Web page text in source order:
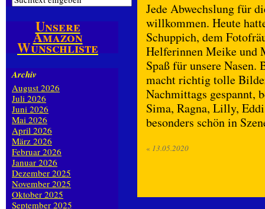
Jede Abwechslung für
willkommen. Heute
Schuppich, dem
Helferinnen Meike und
Spaß für unsere Nasen.
macht richtig tolle
Nachmittags gespannt,
Sima, Ragna, Lilly,
besonders schön in
« 13.05.2020
Unsere
Amazon
Wunschliste
Archiv
August 2026
Juli 2026
Juni 2026
Mai 2026
April 2026
März 2026
Februar 2026
Januar 2026
Dezember 2025
November 2025
Oktober 2025
September 2025